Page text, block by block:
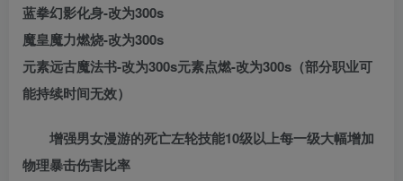
蓝拳幻影化身-改为300s
魔皇魔力燃烧-改为300s
元素远古魔法书-改为300s元素点燃-改为300s（部分职业可
能持续时间无效）
增强男女漫游的死亡左轮技能10级以上每一级大幅增加
物理暴击伤害比率